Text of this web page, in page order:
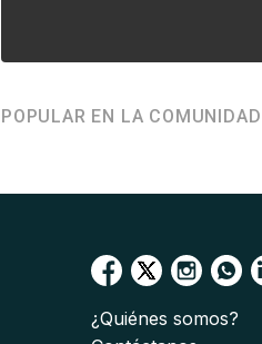
POPULAR EN LA COMUNIDAD
¿Quiénes somos?